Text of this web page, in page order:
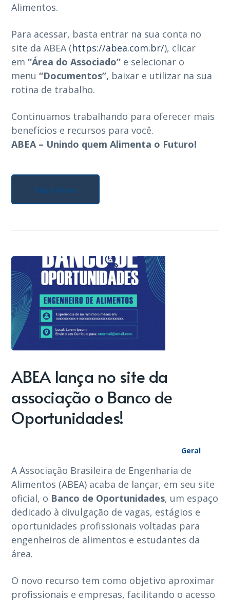
Alimentos.
Para acessar, basta entrar na sua conta no
site da ABEA (https://abea.com.br/), clicar
em “Área do Associado” e selecionar o
menu “Documentos”, baixar e utilizar na sua
rotina de trabalho.
Continuamos trabalhando para oferecer mais
benefícios e recursos para você.
ABEA – Unindo quem Alimenta o Futuro!
Read More
ABEA lança no site da
associação o Banco de
Oportunidades!
Geral
A Associação Brasileira de Engenharia de
Alimentos (ABEA) acaba de lançar, em seu site
oficial, o Banco de Oportunidades, um espaço
dedicado à divulgação de vagas, estágios e
oportunidades profissionais voltadas para
engenheiros de alimentos e estudantes da
área.
O novo recurso tem como objetivo aproximar
profissionais e empresas, facilitando o acesso